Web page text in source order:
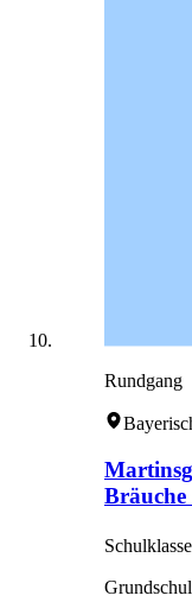
Rundgang
Bräuche